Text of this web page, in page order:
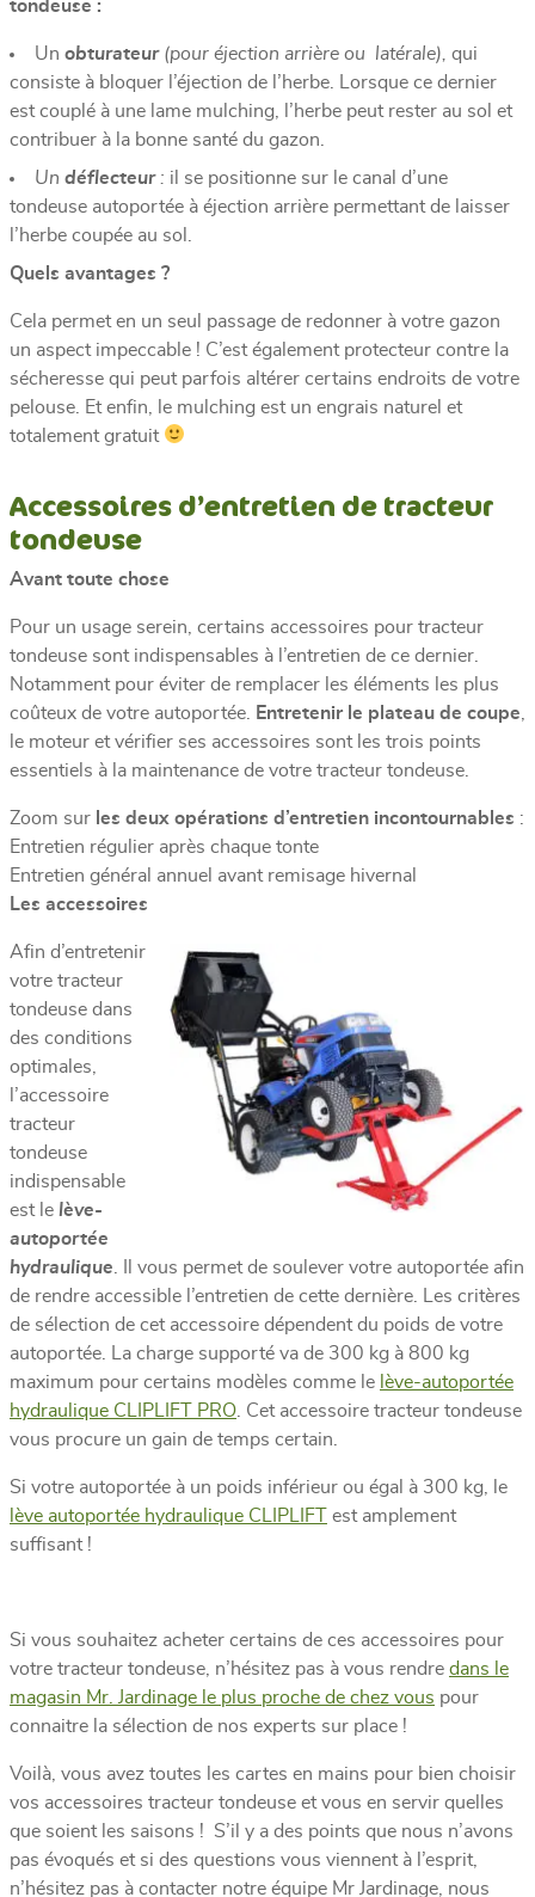
tondeuse :
Un obturateur (pour éjection arrière ou latérale), qui
consiste à bloquer l’éjection de l’herbe. Lorsque ce dernier
est couplé à une lame mulching, l’herbe peut rester au sol et
contribuer à la bonne santé du gazon.
Un déflecteur: il se positionne sur le canal d’une
tondeuse autoportée à éjection arrière permettant de laisser
l’herbe coupée au sol.
Quels avantages ?
Cela permet en un seul passage de redonner à votre gazon
un aspect impeccable ! C’est également protecteur contre la
sécheresse qui peut parfois altérer certains endroits de votre
pelouse. Et enfin, le mulching est un engrais naturel et
totalement gratuit
Accessoires d’entretien de tracteur
tondeuse
Avant toute chose
Pour un usage serein, certains accessoires pour tracteur
tondeuse sont indispensables à l’entretien de ce dernier.
Notamment pour éviter de remplacer les éléments les plus
coûteux de votre autoportée.
Entretenir le plateau de coupe
le moteur et vérifier ses accessoires sont les trois points
essentiels à la maintenance de votre tracteur tondeuse.
Zoom sur les deux opérations d’entretien incontournables :
Entretien régulier après chaque tonte
Entretien général annuel avant remisage hivernal
Les accessoires
Afin d’entretenir
votre tracteur
tondeuse dans
des conditions
optimales,
l’accessoire
tracteur
tondeuse
indispensable
est le lève-
autoportée
hydraulique . Il vous permet de soulever votre autoportée afin
de rendre accessible l’entretien de cette dernière. Les critères
de sélection de cet accessoire dépendent du poids de votre
autoportée. La charge supporté va de 300 kg à 800 kg
maximum pour certains modèles comme le lève-autoportée
hydraulique CLIPLIFT PRO . Cet accessoire tracteur tondeuse
vous procure un gain de temps certain.
Si votre autoportée à un poids inférieur ou égal à 300 kg, le
lève autoportée hydraulique CLIPLIFT
est amplement
suffisant !
Si vous souhaitez acheter certains de ces accessoires pour
votre tracteur tondeuse, n’hésitez pas à vous rendre dans le
magasin Mr. Jardinage le plus proche de chez vous pour
connaitre la sélection de nos experts sur place !
Voilà, vous avez toutes les cartes en mains pour bien choisir
vos accessoires tracteur tondeuse et vous en servir quelles
que soient les saisons ! S’il y a des points que nous n’avons
pas évoqués et si des questions vous viennent à l’esprit,
n’hésitez pas à contacter notre équipe Mr Jardinage, nous